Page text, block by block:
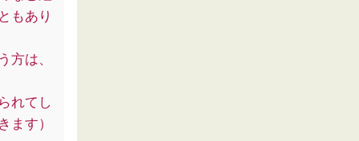
もあり
方は、
れてし
ます）